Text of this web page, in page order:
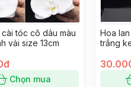
tóc cô dâu màu
vải size 13cm
Chọn mua
Hoa
trắng